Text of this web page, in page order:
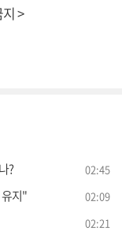
>
? 02:45
지" 02:09
02:21